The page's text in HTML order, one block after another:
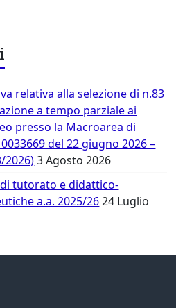
relativa alla selezione di n.83
a tempo parziale ai
presso la Macroarea di
del 22 giugno 2026 –
2026) 3 Agosto 2026
tutorato e didattico-
a.a. 2025/26 24 Luglio